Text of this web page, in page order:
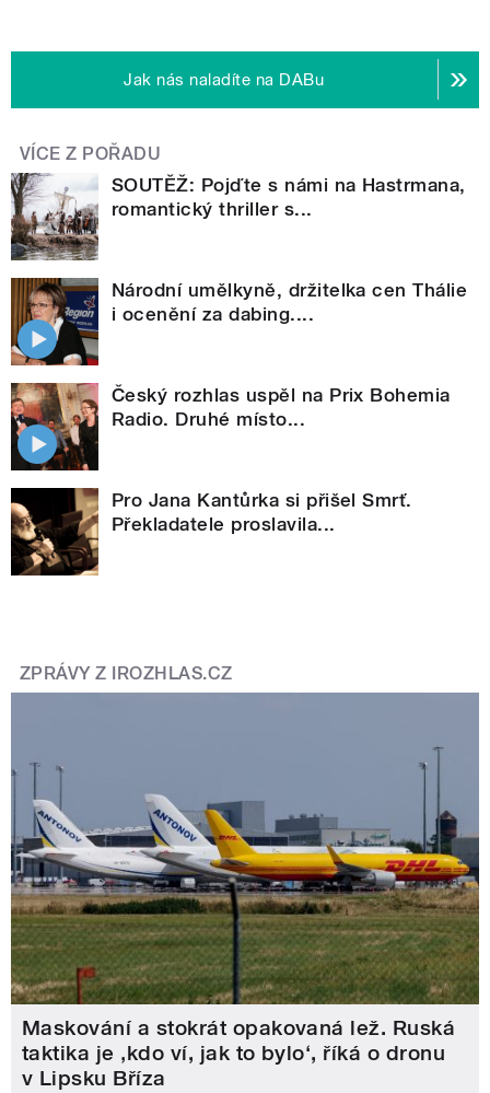
Jak nás naladíte na DABu
VÍCE Z POŘADU
SOUTĚŽ: Pojďte s námi na Hastrmana,
romantický thriller s...
Národní umělkyně, držitelka cen Thálie
i ocenění za dabing....
Český rozhlas uspěl na Prix Bohemia
Radio. Druhé místo...
Pro Jana Kantůrka si přišel Smrť.
Překladatele proslavila...
ZPRÁVY Z IROZHLAS.CZ
Maskování a stokrát opakovaná lež. Ruská
taktika je ‚kdo ví, jak to bylo‘, říká o dronu
v Lipsku Bříza